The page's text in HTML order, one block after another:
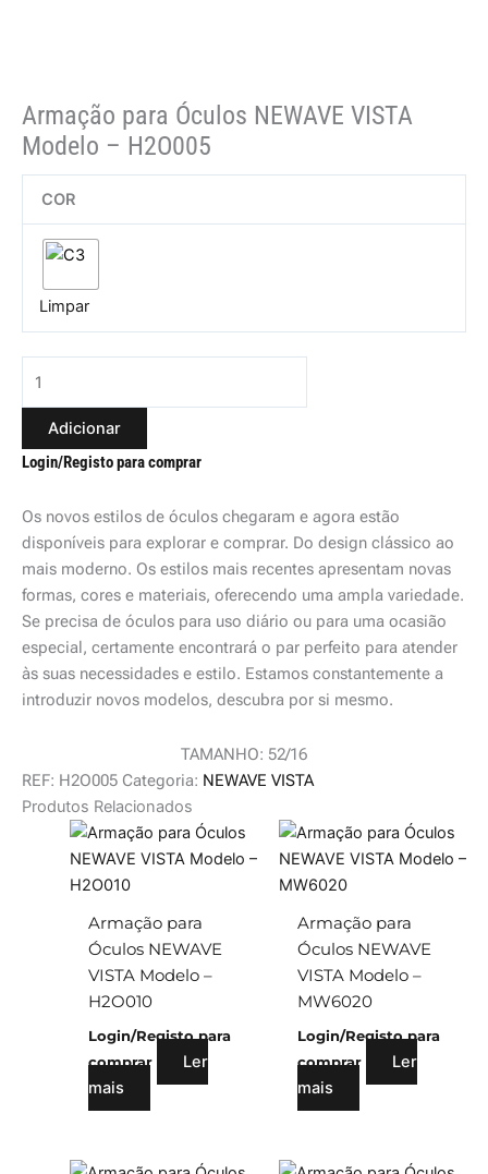
Armação para Óculos NEWAVE VISTA
Modelo – H2O005
COR
Limpar
Adicionar
Login/Registo para comprar
Os novos estilos de óculos chegaram e agora estão
disponíveis para explorar e comprar. Do design clássico ao
mais moderno. Os estilos mais recentes apresentam novas
formas, cores e materiais, oferecendo uma ampla variedade.
Se precisa de óculos para uso diário ou para uma ocasião
especial, certamente encontrará o par perfeito para atender
às suas necessidades e estilo. Estamos constantemente a
introduzir novos modelos, descubra por si mesmo.
TAMANHO: 52/16
REF: H2O005 Categoria: NEWAVE VISTA
Produtos Relacionados
Armação para
Óculos NEWAVE
VISTA Modelo –
H2O010
Login/Registo para
comprar
Ler
mais
Armação para
Óculos NEWAVE
VISTA Modelo –
MW6020
Login/Registo para
comprar
Ler
mais